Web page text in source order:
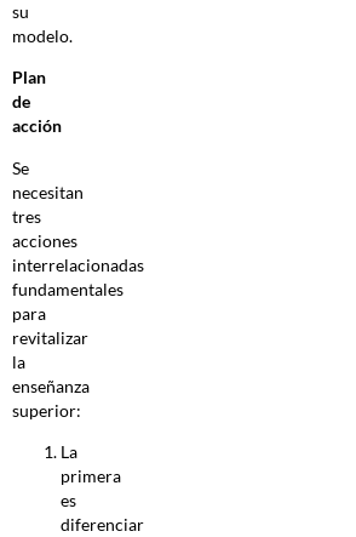
su
modelo.
Plan
de
acción
Se
necesitan
tres
acciones
interrelacionadas
fundamentales
para
revitalizar
la
enseñanza
superior:
La
primera
es
diferenciar